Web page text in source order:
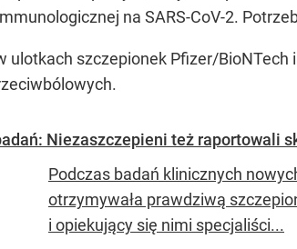
na SARS-CoV-2.
ulotkach szczepionek Pfizer/
Niezaszczepieni też raportowali
Podczas badań klinicznych
otrzymywała prawdziwą
i opiekujący się nimi specjaliści...